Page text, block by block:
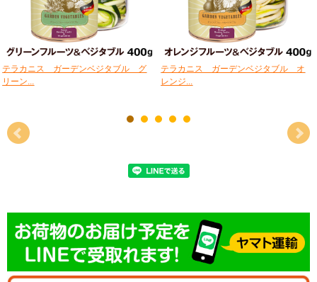
商品特長
テラカニス ガーデンベジタブル グ
リーン...
テラカニス ガーデンベジタブル オ
レンジ...